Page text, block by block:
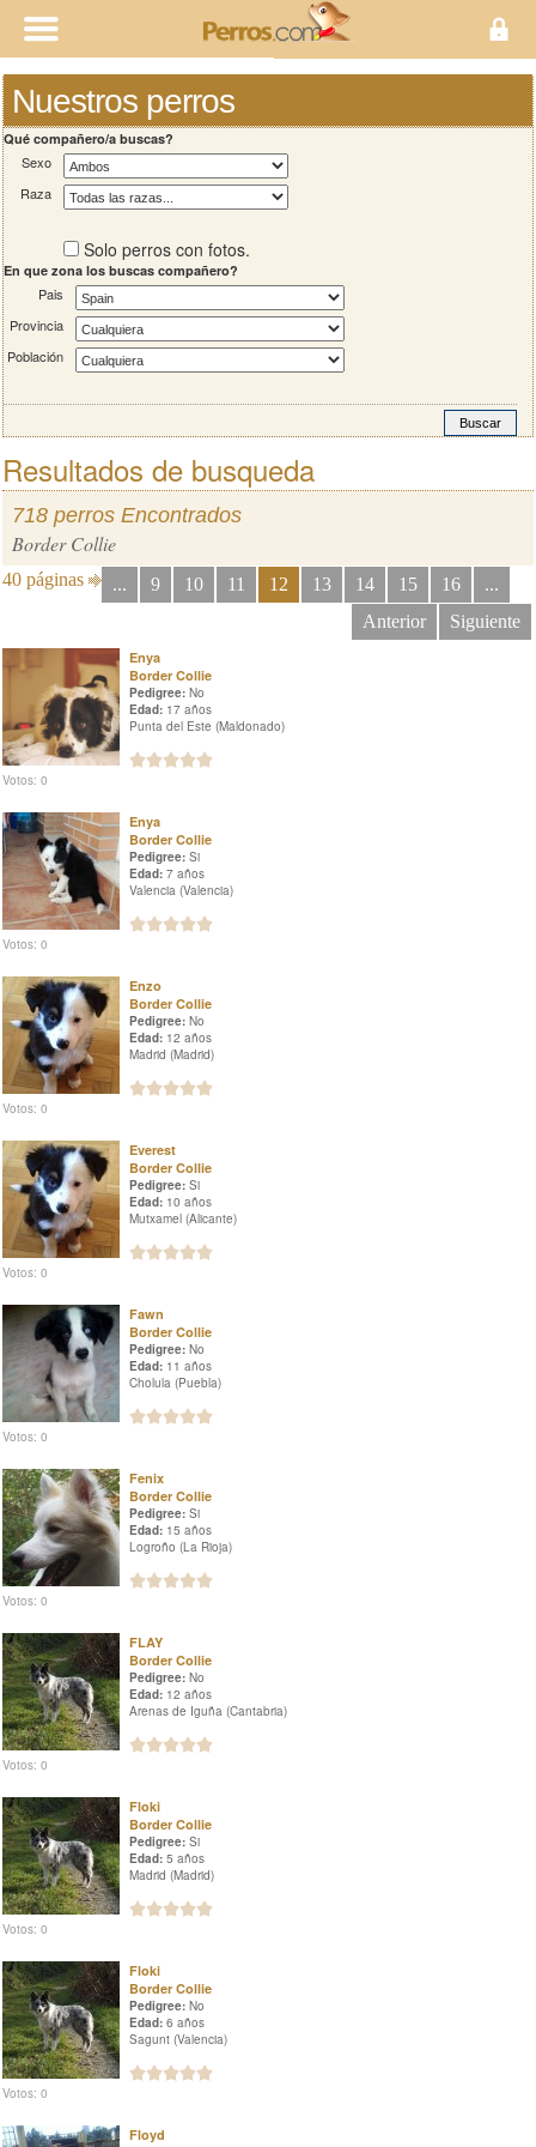
Nuestros perros
Qué compañero/a buscas?
Sexo
Raza
Solo perros con fotos.
En que zona los buscas compañero?
Pais
Provincia
Población
Resultados de busqueda
718 perros Encontrados
Border Collie
40 páginas ... 9 10 11 12 13 14 15 16
...
Anterior
Siguiente
Enya
Border Collie
Pedigree: No
Edad: 17 años
Punta del Este (Maldonado)
Votos: 0
Enya
Border Collie
Pedigree: Si
Edad: 7 años
Valencia (Valencia)
Votos: 0
Enzo
Border Collie
Pedigree: No
Edad: 12 años
Madrid (Madrid)
Votos: 0
Everest
Border Collie
Pedigree: Si
Edad: 10 años
Mutxamel (Alicante)
Votos: 0
Fawn
Border Collie
Pedigree: No
Edad: 11 años
Cholula (Puebla)
Votos: 0
Fenix
Border Collie
Pedigree: Si
Edad: 15 años
Logroño (La Rioja)
Votos: 0
FLAY
Border Collie
Pedigree: No
Edad: 12 años
Arenas de Iguña (Cantabria)
Votos: 0
Floki
Border Collie
Pedigree: Si
Edad: 5 años
Madrid (Madrid)
Votos: 0
Floki
Border Collie
Pedigree: No
Edad: 6 años
Sagunt (Valencia)
Votos: 0
Floyd